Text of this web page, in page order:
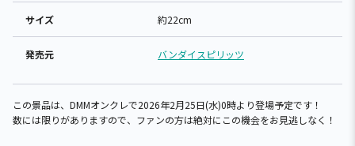
サイズ 約22cm
発売元 バンダイスピリッツ
この景品は、DMMオンクレで2026年2月25日(水)0時より登場予定です！
数には限りがありますので、ファンの方は絶対にこの機会をお見逃しなく！